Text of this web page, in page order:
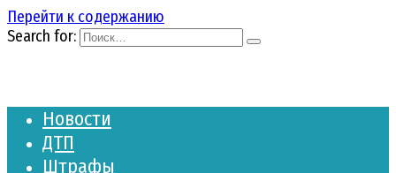
Перейти к содержанию
Search for:
Новости
ДТП
Штрафы